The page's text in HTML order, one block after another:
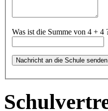
Was ist die Summe von 4 + 4